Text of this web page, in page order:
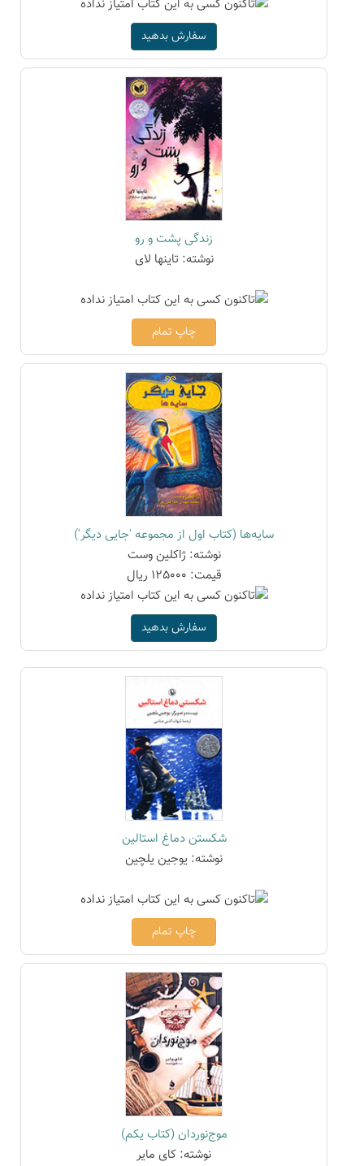
سفارش بدهید
زندگی پشت و رو
نوشته: تاینها لای
چاپ تمام
سایه‌ها (کتاب اول از مجموعه 'جایی دیگر')
نوشته: ژاکلین وست
قیمت: 125000 ریال
سفارش بدهید
شکستن دماغ استالین
نوشته: یوجین یلچین
چاپ تمام
موج‌نوردان (کتاب یکم)
نوشته: کای مایر